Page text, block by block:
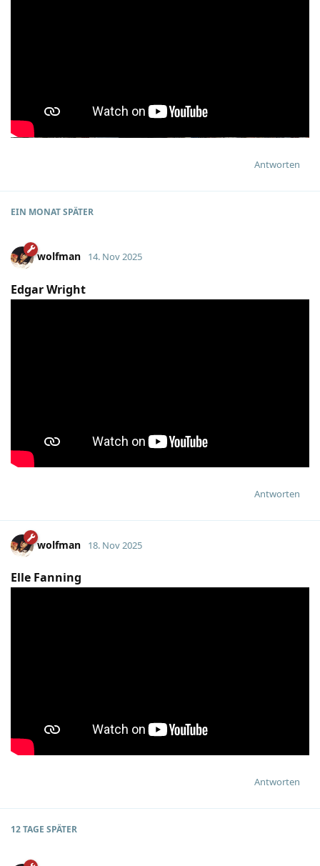
Antworten
EIN MONATSPÄTER
wolfman 14. Nov 2025
Edgar Wright
Antworten
wolfman 18. Nov 2025
Elle Fanning
Antworten
12 TAGE SPÄTER